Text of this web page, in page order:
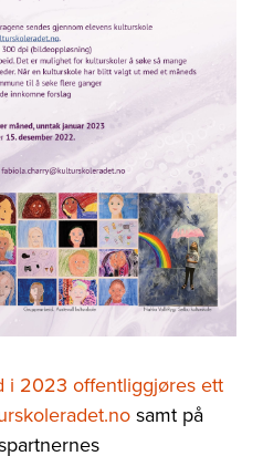
i 2023 offentliggjøres ett
samt på